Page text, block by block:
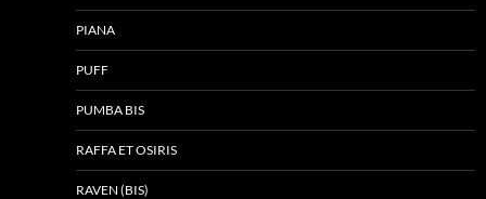
PIANA
PUFF
PUMBA BIS
RAFFA ET OSIRIS
RAVEN (BIS)